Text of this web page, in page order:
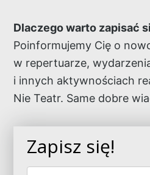
Dlaczego warto zapisać
Poinformujemy Cię o
w repertuarze,
i innych aktywnościach
Nie Teatr. Same dobre
Zapisz się!